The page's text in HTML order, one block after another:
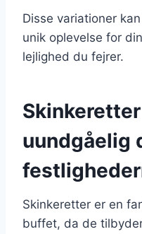
Disse variationer
unik oplevelse for
lejlighed du fejrer.
uundgåelig
Skinkeretter er en
buffet, da de